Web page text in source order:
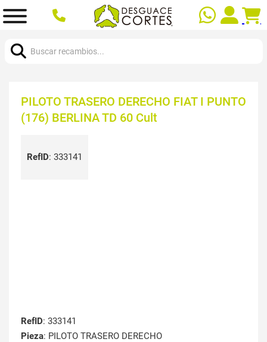
PILOTO TRASERO DERECHO FIAT I PUNTO
(176) BERLINA TD 60 Cult
RefID: 333141
RefID: 333141
Pieza: PILOTO TRASERO DERECHO